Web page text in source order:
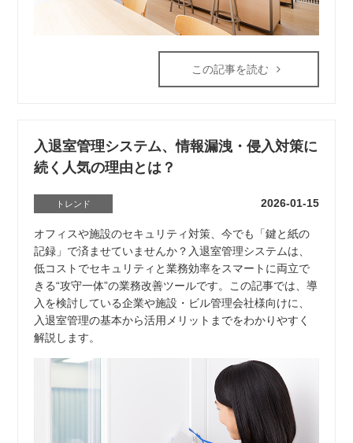
この記事を読む
入退室管理システム、情報漏洩・侵入対策に
続く人気の理由とは？
トレンド 2026-01-15
オフィスや施設のセキュリティ対策、今でも「鍵と紙の
記録」で済ませていませんか？入退室管理システムは、
低コストでセキュリティと業務効率をスマートに両立で
きる“攻守一体”の業務改善ツールです。この記事では、導
入を検討している企業や施設・ビル管理会社様向けに、
入退室管理の基本から活用メリットまでをわかりやすく
解説します。